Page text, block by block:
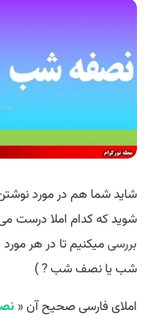
شاید شما هم در مورد
شوید که کدام املا درست می
بررسیمیکنیم تا در هر
شب یا نصف شب ? )
املای فارسی صحیح آن «